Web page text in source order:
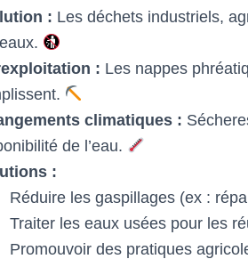
: Les déchets industriels,
: Les nappes
climatiques :
de l’eau.
:
Réduire les gaspillages (ex :
Traiter les eaux usées pour les
Promouvoir des pratiques